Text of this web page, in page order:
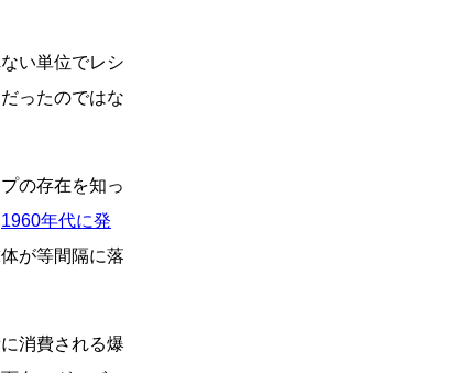
い単位でレシ
ったのではな
の存在を知っ
1960年代に発
が等間隔に落
消費される爆